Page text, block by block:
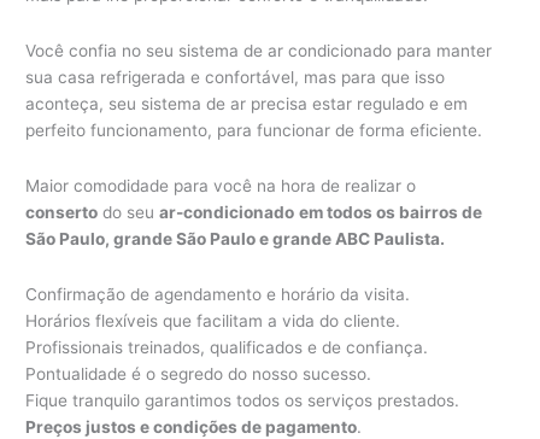
Você confia no seu sistema de ar condicionado para manter
sua casa refrigerada e confortável, mas para que isso
aconteça, seu sistema de ar precisa estar regulado e em
perfeito funcionamento, para funcionar de forma eficiente.
Maior comodidade para você na hora de realizar o
conserto do seuar-condicionado em todos os bairros de
São Paulo, grande São Paulo e grande ABC Paulista.
Confirmação de agendamento e horário da visita.
Horários flexíveis que facilitam a vida do cliente.
Profissionais treinados, qualificados e de confiança.
Pontualidade é o segredo do nosso sucesso.
Fique tranquilo garantimos todos os serviços prestados.
Preços justos e condições de pagamento.